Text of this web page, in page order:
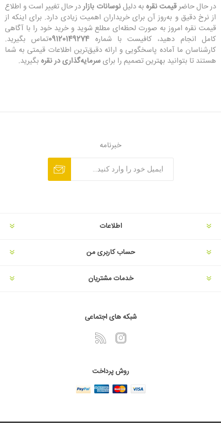
در حال حاضرقیمت نقره به دلیلنوسانات بازار در حال تغییر است و اطلاع
از نرخ دقیق و به‌روز آن برای خریداران اهمیت زیادی دارد. برای اینکه از
قیمت نقره امروز به صورت لحظه‌ای مطلع شوید و خرید خود را با آگاهی
کامل انجام دهید، کافیست با شماره 09120149274تماس بگیرید.
کارشناسان ما آماده پاسخگویی و ارائه دقیق‌ترین اطلاعات قیمتی به شما
هستند تا بتوانید بهترین تصمیم را برایسرمایه‌گذاری در نقره بگیرید.
خبرنامه
اطلاعات
حساب کاربری من
خدمات مشتریان
شبکه های اجتماعی
روش پرداخت